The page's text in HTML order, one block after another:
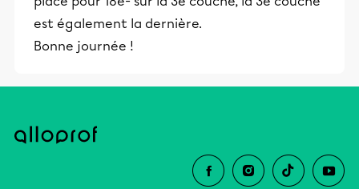
est également la dernière.
Bonne journée !